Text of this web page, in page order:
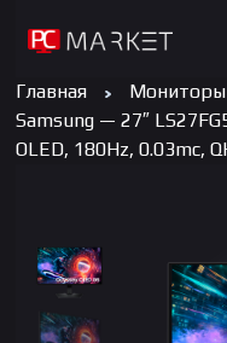
Главная Мониторы
Samsung — 27″
OLED, 180Hz, 0.03mc,